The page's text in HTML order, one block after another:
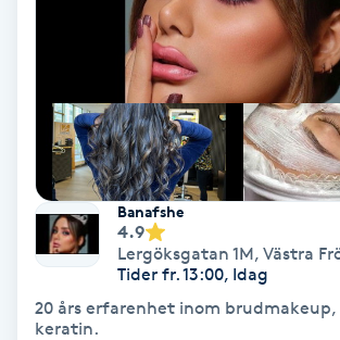
Bröllopsuppsättning
Celluliter
Coachning
Color correction
Banafshe
4.9
Lergöksgatan 1M, Västra
Tider fr. 13:00, Idag
20 års erfarenhet inom brudmakeup,
keratin.